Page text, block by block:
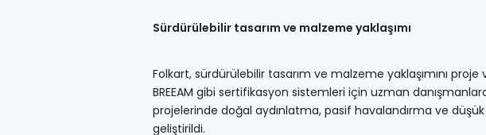
Sürdürülebilir tasarım ve malzeme yaklaşımı
Folkart, sürdürülebilir tasarım ve malzeme yaklaşımını
BREEAM gibi sertifikasyon sistemleri için uzman
projelerinde doğal aydınlatma, pasif havalandırma ve
geliştirildi.